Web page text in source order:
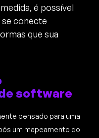
é possível
se conecte
que sua
software
pensado para uma
um mapeamento do